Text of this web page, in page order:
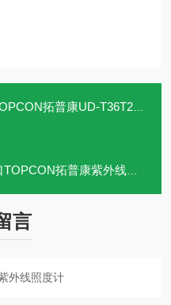
拓普康UD-T36T2紫外线照度计
拓普康紫外线照度计UD-T3040T2
言